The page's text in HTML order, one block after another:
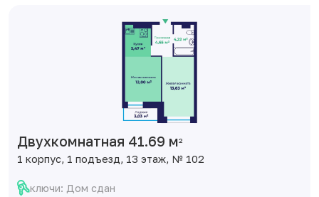
Двухкомнатная 41.69 м2
1 корпус, 1 подъезд, 13 этаж, № 102
ключи: Дом сдан